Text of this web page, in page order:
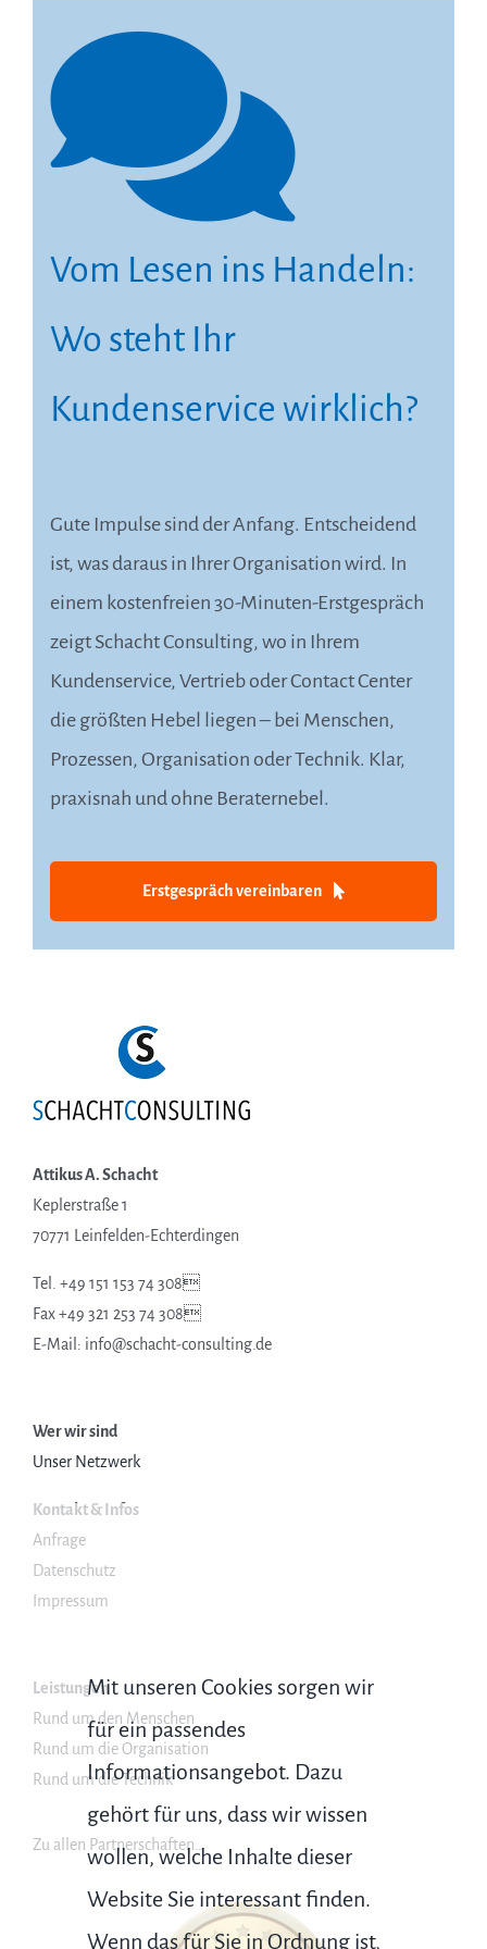
Vom Lesen ins Handeln:
Wo steht Ihr
Kundenservice wirklich?
Gute Impulse sind der Anfang. Entscheidend
ist, was daraus in Ihrer Organisation wird. In
einem kostenfreien 30-Minuten-Erstgespräch
zeigt Schacht Consulting, wo in Ihrem
Kundenservice, Vertrieb oder Contact Center
die größten Hebel liegen – bei Menschen,
Prozessen, Organisation oder Technik. Klar,
praxisnah und ohne Beraternebel.
Erstgespräch vereinbaren
Attikus A. Schacht
Keplerstraße 1
70771 Leinfelden-Echterdingen
Tel. +49 151 153 74 308
Fax +49 321 253 74 308
E-Mail: info@schacht-consulting.de
Wer wir sind
Unser Netzwerk
Kontakt & Infos
Anfrage
Datenschutz
Impressum
Leistungen
Rund um den Menschen
Rund um die Organisation
Rund um die Technik
Zu allen Partnerschaften…
Mit unseren Cookies sorgen wir
für ein passendes
Informationsangebot. Dazu
gehört für uns, dass wir wissen
wollen, welche Inhalte dieser
Website Sie interessant finden.
Wenn das für Sie in Ordnung ist,